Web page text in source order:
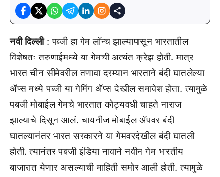
नवी दिल्ली: पब्जी हा गेम लॉन्च झाल्यापासून भारतातील
विशेषतः तरुणाईमध्ये या गेमची अत्यंत क्रेझ होती. मात्र
भारत चीन सीमेवरील तणावा दरम्यान भारताने बंदी घातलेल्या
ॲप्स मध्ये पब्जी या गेमिंग ॲप्स देखील समावेश होता. त्यामुळे
पबजी मोबाईल गेमचे भारतात कोट्यवधी चाहते नाराज
झाल्याचे दिसून आलं. चायनीज मोबाईल ॲपवर बंदी
घातल्यानंतर भारत सरकारने या गेमवरदेखील बंदी घातली
होती. त्यानंतर पबजी इंडिया नावाने नवीन गेम भारतीय
बाजारात येणार असल्याची माहिती समोर आली होती. त्यामुळे